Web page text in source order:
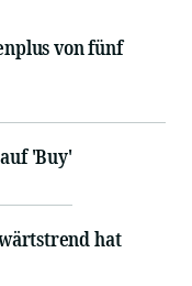
von fünf
'Buy'
hat